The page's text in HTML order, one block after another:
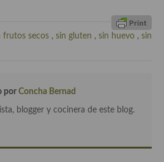
frutos secos , sin gluten , sin huevo , sin
por Concha Bernad
blogger y cocinera de este blog.